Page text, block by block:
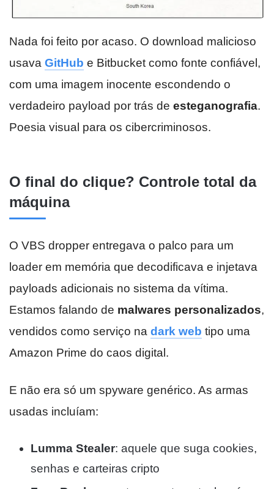
Nada foi feito por acaso. O download malicioso
usava GitHub e Bitbucket como fonte confiável,
com uma imagem inocente escondendo o
verdadeiro payload por trás de esteganografia.
Poesia visual para os cibercriminosos.
O final do clique? Controle total da
máquina
O VBS dropper entregava o palco para um
loader em memória que decodificava e injetava
payloads adicionais no sistema da vítima.
Estamos falando de malwares personalizados,
vendidos como serviço na dark web tipo uma
Amazon Prime do caos digital.
E não era só um spyware genérico. As armas
usadas incluíam:
Lumma Stealer: aquele que suga cookies,
senhas e carteiras cripto